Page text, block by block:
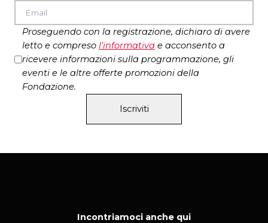
Proseguendo con la registrazione, dichiaro di avere
letto e compreso l’informativa e acconsento a
ricevere informazioni sulla programmazione, gli
eventi e le altre offerte promozioni della
Fondazione.
Iscriviti
Incontriamoci anche qui